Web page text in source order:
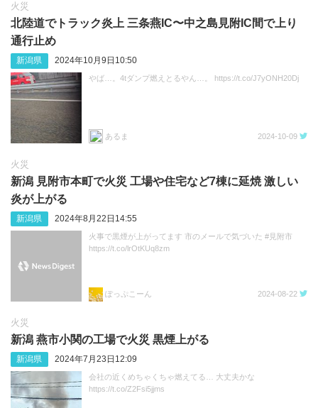
火災
北陸道でトラック炎上 三条燕IC〜中之島見附IC間で上り
通行止め
新潟県 2024年10月9日10:50
やば…。4tダンプ燃えとるやん…。 https://t.co/J7yONH20Dj
あるま 2024-10-09
火災
新潟 見附市本町で火災 工場や住宅など7棟に延焼 激しい
炎が上がる
新潟県 2024年8月22日14:55
火事で黒煙が上がってます 市のメールで気づいた #見附市
https://t.co/lrOtKUq8zm
ぽっぷこーん 2024-08-22
火災
新潟 燕市小関の工場で火災 黒煙上がる
新潟県 2024年7月23日12:09
会社の近くめちゃくちゃ燃えてる… 大丈夫かな
https://t.co/Z2Fsi5jjms